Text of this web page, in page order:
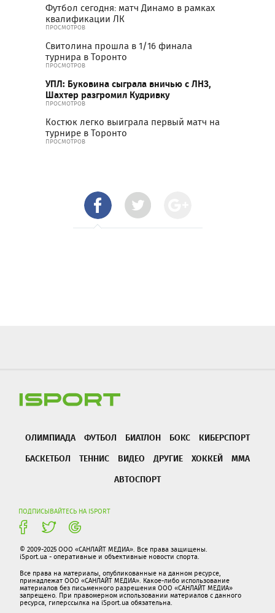
Футбол сегодня: матч Динамо в рамках
квалификации ЛК
ПРОСМОТРОВ
Свитолина прошла в 1/16 финала
турнира в Торонто
ПРОСМОТРОВ
УПЛ: Буковина сыграла вничью с ЛНЗ,
Шахтер разгромил Кудривку
ПРОСМОТРОВ
Костюк легко выиграла первый матч на
турнире в Торонто
ПРОСМОТРОВ
ОЛИМПИАДА ФУТБОЛ БИАТЛОН БОКС
КИБЕРСПОРТ
БАСКЕТБОЛ
ТЕННИС ВИДЕО ДРУГИЕ ХОККЕЙ
ММА
АВТОСПОРТ
ПОДПИСЫВАЙТЕСЬ НА ISPORT
© 2009-2025 ООО «САНЛАЙТ МЕДИА». Все права защищены.
iSport.ua - оперативные и объективные новости спорта.
Все права на материалы, опубликованные на данном ресурсе,
принадлежат ООО «САНЛАЙТ МЕДИА». Какое-либо использование
материалов без письменного разрешения ООО «САНЛАЙТ МЕДИА»
запрещено. При правомерном использовании материалов с данного
ресурса, гиперссылка на iSport.ua обязательна.